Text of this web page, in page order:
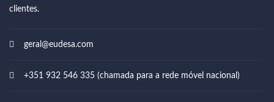
clientes.
geral@eudesa.com
+351 932 546 335 (chamada para a rede móvel nacional)